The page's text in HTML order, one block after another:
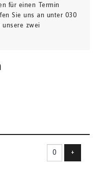
für einen Termin
Sie uns an unter 030
unsere zwei
+